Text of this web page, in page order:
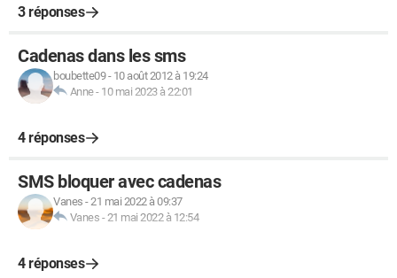
3 réponses
Cadenas dans les sms
boubette09- 10 août 2012 à 19:24
Anne- 10 mai 2023 à 22:01
4 réponses
SMS bloquer avec cadenas
Vanes -21 mai 2022 à 09:37
Vanes -21 mai 2022 à 12:54
4 réponses